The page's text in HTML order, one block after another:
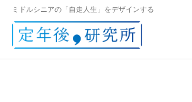
ミドルシニアの「自走人生」をデザインする